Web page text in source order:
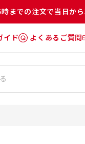
時までの注文で当日か
イド
ガイド
ガイド
よくあるご質問
のぼりのよくあるご質